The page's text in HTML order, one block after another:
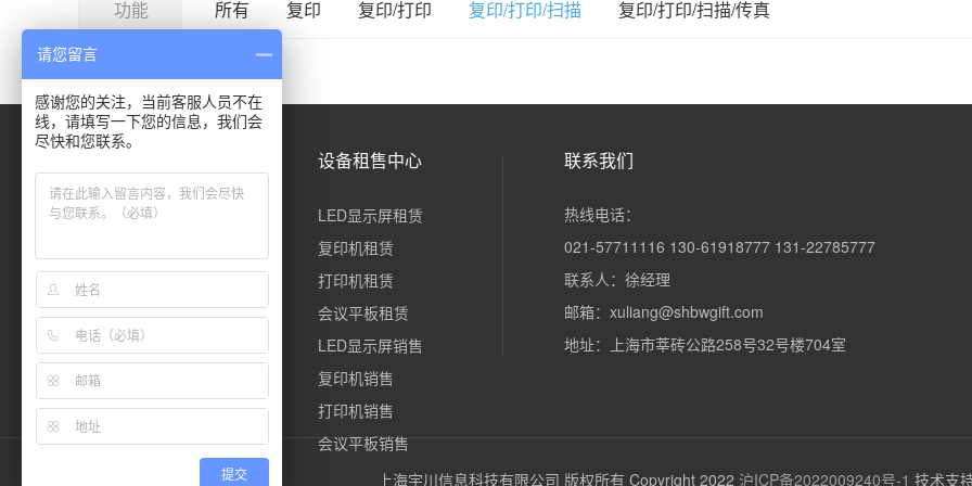
功能 所有 复印 复印/打印 复印/打印/扫描 复印/打印/扫描/传真
公司简介
解决方案
服务与售后
常见问题
联系我们
设备租售中心
LED显示屏租赁
复印机租赁
打印机租赁
会议平板租赁
LED显示屏销售
复印机销售
打印机销售
会议平板销售
联系我们
热线电话：
021-57711116 130-61918777 131-22785777
联系人：徐经理
邮箱：xuliang@shbwgift.com
地址：上海市莘砖公路258号32号楼704室
上海宇川信息科技有限公司 版权所有 Copyright 2022 沪ICP备2022009240号-1 技术支持
请您留言
感谢您的关注，当前客服人员不在
线，请填写一下您的信息，我们会
尽快和您联系。
提交